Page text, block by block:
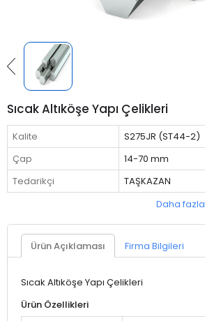
Sıcak Altıköşe Yapı Çelikleri
Kalite
S275JR (ST44-2)
Çap
14-70 mm
Tedarikçi
TAŞKAZAN
Daha
Ürün Açıklaması Firma Bilgileri
Sıcak Altıköşe Yapı Çelikleri
Ürün Özellikleri